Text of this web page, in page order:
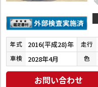
年式 2016(平成28)年 走行
車検 2028年4月 色
お問い合わせ